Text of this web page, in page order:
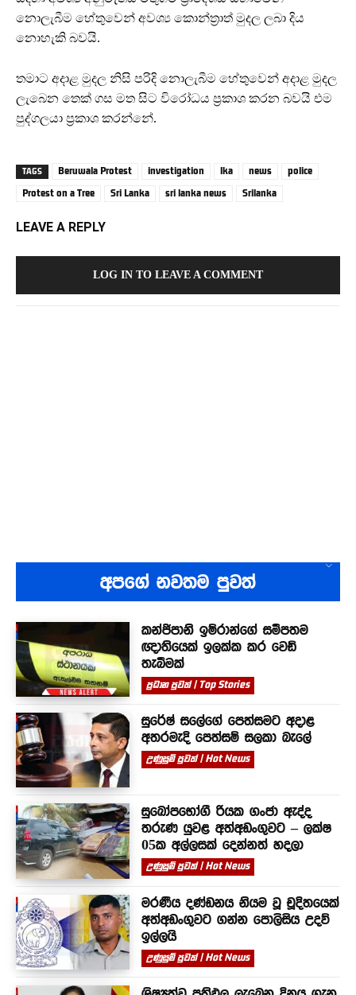
නොලැබීම හේතුවෙන් අවශ්‍ය කොන්ත්‍රාත් මුදල ලබා දිය
නොහැකි බවයි.
තමාට අදාළ මුදල නිසි පරිදි නොලැබීම හේතුවෙන් අදාළ මුදල
ලැබෙන තෙක් ගස මත සිට විරෝධය ප්‍රකාශ කරන බවයි එම
පුද්ගලයා ප්‍රකාශ කරන්නේ.
TAGS Beruwala Protest investigation lka news
police
Protest on a Tree
Sri Lanka sri lanka news Srilanka
LEAVE A REPLY
LOG IN TO LEAVE A COMMENT
අපගේ නවතම පුවත්
කන්ජිපානි ඉම්රාන්ගේ සමීපතම
ඥාතියෙක් ඉලක්ක කර වෙඩි
තැබීමක්
ප්‍රධාන පුවත් | Top Stories
සුරේෂ් සලේගේ පෙත්සමට අදාළ
අතරමැදි පෙත්සම් සලකා බැලේ
උණුසුම් පුවත් | Hot News
සුඛෝපභෝගී රියක ගංජා ඇද්ද
තරුණ යුවළ අත්අඩංගුවට – ලක්ෂ
05ක අල්ලසක් දෙන්නත් හදලා
උණුසුම් පුවත් | Hot News
මරණීය දණ්ඩනය නියම වූ චූදිතයෙක්
අත්අඩංගුවට ගන්න පොලිසිය උදව්
ඉල්ලයි
උණුසුම් පුවත් | Hot News